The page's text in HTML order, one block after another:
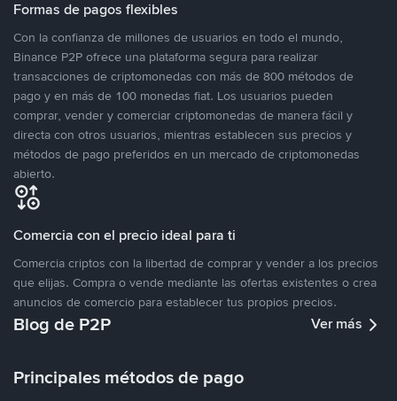
Formas de pagos flexibles
Con la confianza de millones de usuarios en todo el mundo,
Binance P2P ofrece una plataforma segura para realizar
transacciones de criptomonedas con más de 800 métodos de
pago y en más de 100 monedas fiat. Los usuarios pueden
comprar, vender y comerciar criptomonedas de manera fácil y
directa con otros usuarios, mientras establecen sus precios y
métodos de pago preferidos en un mercado de criptomonedas
abierto.
Comercia con el precio ideal para ti
Comercia criptos con la libertad de comprar y vender a los precios
que elijas. Compra o vende mediante las ofertas existentes o crea
anuncios de comercio para establecer tus propios precios.
Blog de P2P Ver más
Principales métodos de pago